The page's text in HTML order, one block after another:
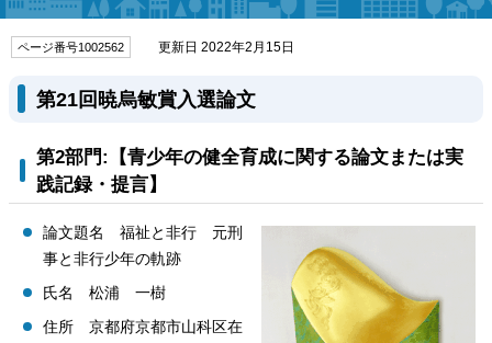
ページ番号1002562 更新日 2022年2月15日
第21回暁烏敏賞入選論文
第2部門:【青少年の健全育成に関する論文または実
践記録・提言】
論文題名 福祉と非行 元刑
事と非行少年の軌跡
氏名 松浦 一樹
住所 京都府京都市山科区在